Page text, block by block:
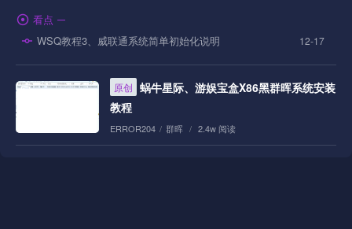
看点
WSQ教程3、威联通系统简单初始化说明
12-17
原创 蜗牛星际、游娱宝盒X86黑群晖系统安装
教程
ERROR204 / 群晖 / 2.4w 阅读